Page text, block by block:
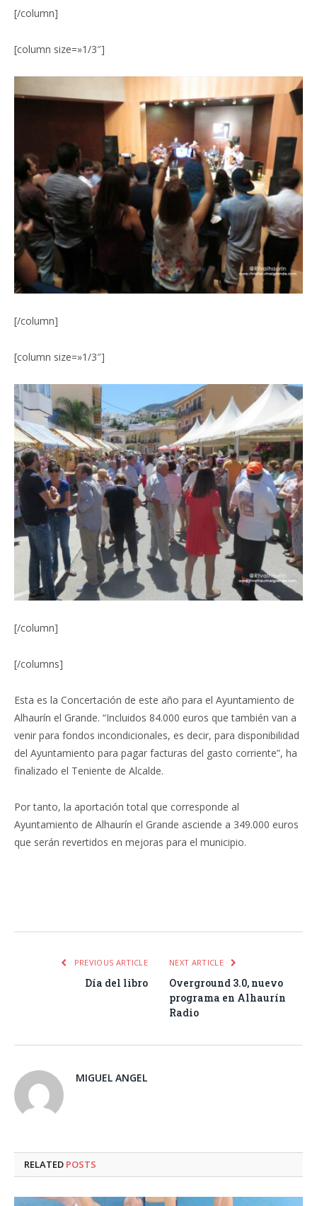
[/column]
[column size=»1/3″]
[/column]
[column size=»1/3″]
[/column]
[/columns]
Esta es la Concertación de este año para el Ayuntamiento de
Alhaurín el Grande. “Incluidos 84.000 euros que también van a
venir para fondos incondicionales, es decir, para disponibilidad
del Ayuntamiento para pagar facturas del gasto corriente”, ha
finalizado el Teniente de Alcalde.
Por tanto, la aportación total que corresponde al
Ayuntamiento de Alhaurín el Grande asciende a 349.000 euros
que serán revertidos en mejoras para el municipio.
PREVIOUS ARTICLE
Día del libro
NEXT ARTICLE
Overground 3.0, nuevo
programa en Alhaurín
Radio
MIGUEL ANGEL
RELATED POSTS